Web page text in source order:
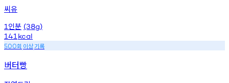
씨유
1 인분 (38g)
141 kcal
500회 이상기록
버터빵